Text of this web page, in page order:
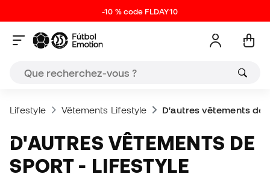
-10 % code FLDAY10
Lifestyle Vêtements Lifestyle D'autres vêtements de
D'AUTRES VÊTEMENTS DE
SPORT - LIFESTYLE